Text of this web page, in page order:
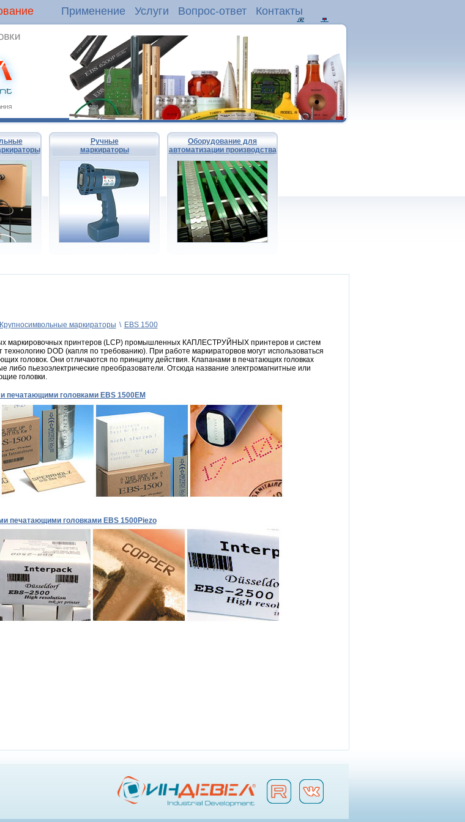
Применение Услуги Вопрос-ответ Контакты
Ручные
маркираторы
Оборудование для
автоматизации производства
Крупносимвольные маркираторы \ EBS 1500
маркировочных принтеров (LCP) промышленных КАПЛЕСТРУЙНЫХ принтеров и систем
технологию DOD (капля по требованию). При работе маркираторвов могут использоваться
головок. Они отличаются по принципу действия. Клапанами в печатающих головках
либо пьезоэлектрические преобразователи. Отсюда название электромагнитные или
головки.
печатающими головками EBS 1500EM
печатающими головками EBS 1500Piezo